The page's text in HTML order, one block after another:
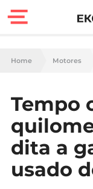
Carreira
Casa
Home Motores
Tempo
dita a
usado